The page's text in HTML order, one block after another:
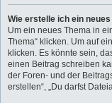
Wie erstelle ich ein
Um ein neues Thema in
Thema“ klicken. Um auf
klicken. Es könnte sein,
einen Beitrag schreiben
der Foren- und der
erstellen“, „Du darfst